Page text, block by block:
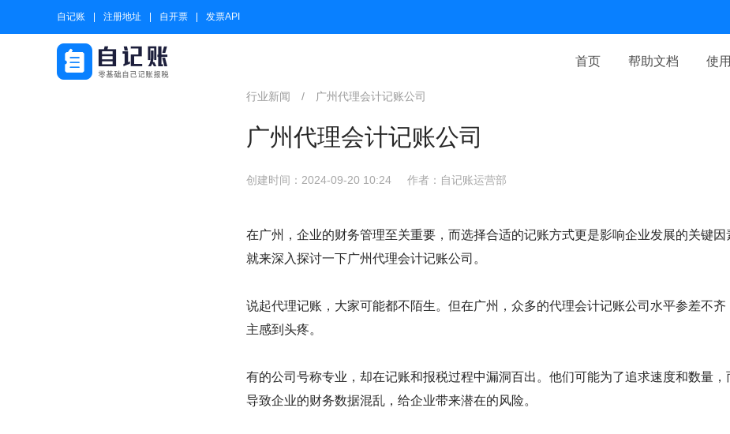
自记账 注册地址 自开票 发票API
首页 帮助文档 使
行业新闻 / 广州代理会计记账公司
广州代理会计记账公司
创建时间：2024-09-20 10:24 作者：自记账运营部
在广州，企业的财务管理至关重要，而选择合适的记账方式更是影响企业发展的关键因
就来深入探讨一下广州代理会计记账公司。
说起代理记账，大家可能都不陌生。但在广州，众多的代理会计记账公司水平参差不齐
主感到头疼。
有的公司号称专业，却在记账和报税过程中漏洞百出。他们可能为了追求速度和数量，
导致企业的财务数据混乱，给企业带来潜在的风险。